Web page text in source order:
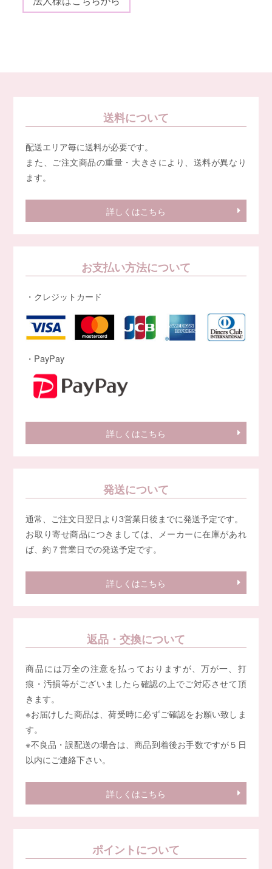
送料について
配送エリア毎に送料が必要です。
また、ご注文商品の重量・大きさにより、送料が異なり
ます。
詳しくはこちら
お支払い方法について
・クレジットカード
・PayPay
詳しくはこちら
発送について
通常、ご注文日翌日より3営業日後までに発送予定です。
お取り寄せ商品につきましては、メーカーに在庫があれ
ば、約７営業日での発送予定です。
詳しくはこちら
返品・交換について
商品には万全の注意を払っておりますが、万が一、打
痕・汚損等がございましたら確認の上でご対応させて頂
きます。
※お届けした商品は、荷受時に必ずご確認をお願い致しま
す。
※不良品・誤配送の場合は、商品到着後お手数ですが５日
以内にご連絡下さい。
詳しくはこちら
ポイントについて